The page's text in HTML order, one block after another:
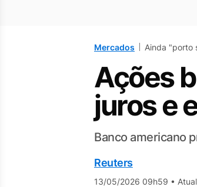
Mercados Ainda "porto
Ações
juros e
Banco americano
Reuters
13/05/2026 09h59 •